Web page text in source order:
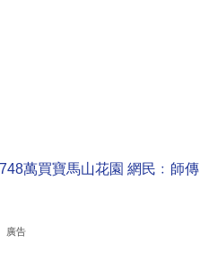
萬買寶馬山花園 網民﹕師傳
廣告